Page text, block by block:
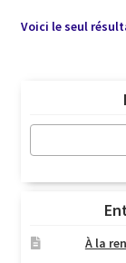
Voici le seul
À la